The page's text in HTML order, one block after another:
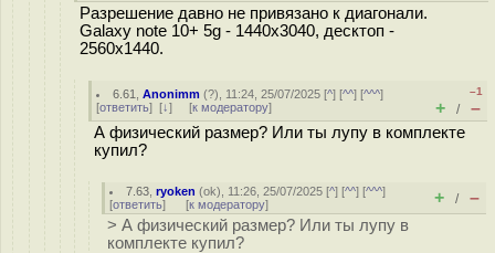
Разрешение давно не привязано к диагонали.
Galaxy note 10+ 5g - 1440x3040, десктоп -
2560x1440.
6.61 ,Anonimm (?), 11:24, 25/07/2025 [^] [^^] [^^^]
[ответить] [↓] [к модератору]
–1
+ / –
А физический размер? Или ты лупу в комплекте
купил?
7.63 ,ryoken (ok), 11:26, 25/07/2025 [^] [^^] [^^^]
[ответить] [к модератору] + / –
> А физический размер? Или ты лупу в
комплекте купил?